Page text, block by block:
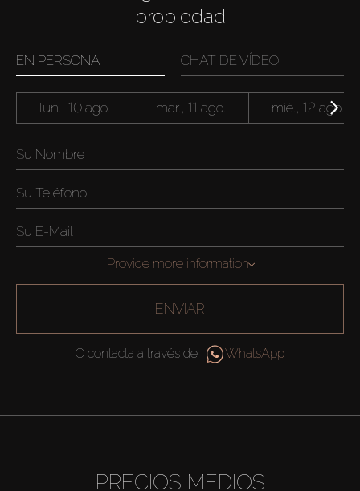
propiedad
EN PERSONA CHAT DE VÍDEO
lun., 10 ago. mar., 11 ago. mié., 12 ago.
Provide more information
ENVIAR
O contacta a través de WhatsApp
PRECIOS MEDIOS